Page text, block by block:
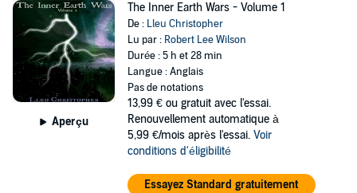
Aperçu
The Inner Earth Wars - Volume 1
De : Lleu Christopher
Lu par : Robert Lee Wilson
Durée : 5 h et 28 min
Langue : Anglais
Pas de notations
13,99 € ou gratuit avec l'essai.
Renouvellement automatique à
5,99 €/mois après l'essai. Voir
conditions d'éligibilité
Essayez Standard gratuitement